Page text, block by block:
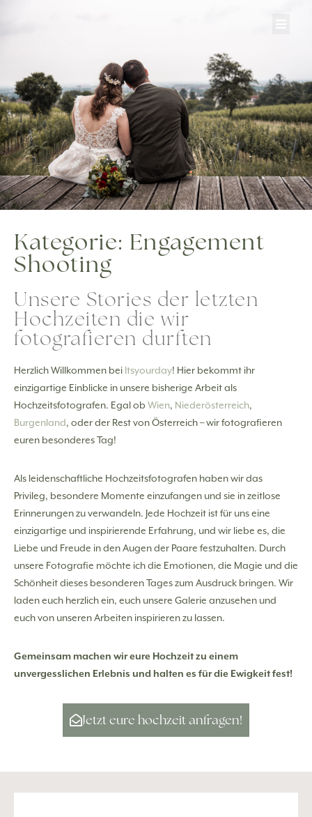
springen
Kategorie: Engagement
Shooting
Unsere Stories der letzten
Hochzeiten die wir
fotografieren durften
Herzlich Willkommen bei Itsyourday! Hier bekommt ihr
einzigartige Einblicke in unsere bisherige Arbeit als
Hochzeitsfotografen. Egal ob Wien, Niederösterreich,
Burgenland, oder der Rest von Österreich – wir fotografieren
euren besonderes Tag!
Als leidenschaftliche Hochzeitsfotografen haben wir das
Privileg, besondere Momente einzufangen und sie in zeitlose
Erinnerungen zu verwandeln. Jede Hochzeit ist für uns eine
einzigartige und inspirierende Erfahrung, und wir liebe es, die
Liebe und Freude in den Augen der Paare festzuhalten. Durch
unsere Fotografie möchte ich die Emotionen, die Magie und die
Schönheit dieses besonderen Tages zum Ausdruck bringen. Wir
laden euch herzlich ein, euch unsere Galerie anzusehen und
euch von unseren Arbeiten inspirieren zu lassen.
Gemeinsam machen wir eure Hochzeit zu einem
unvergesslichen Erlebnis und halten es für die Ewigkeit fest!
Jetzt eure hochzeit anfragen!